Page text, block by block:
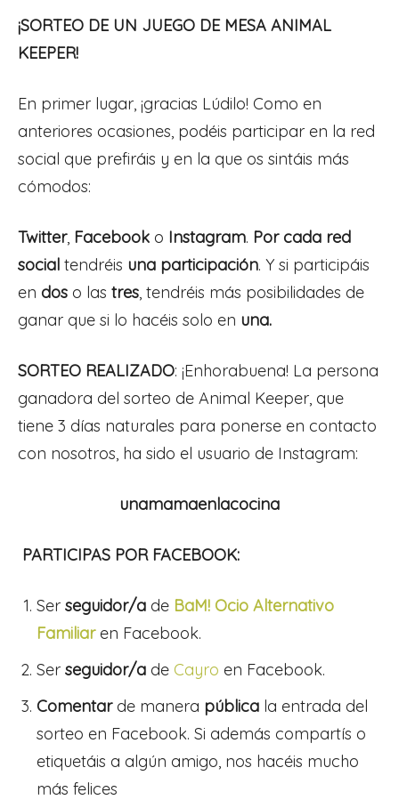
¡SORTEO DE UN JUEGO DE MESA ANIMAL
KEEPER!
En primer lugar, ¡gracias Lúdilo! Como en
anteriores ocasiones, podéis participar en la red
social que prefiráis y en la que os sintáis más
cómodos:
Twitter, Facebook o Instagram. Por cada red
social tendréis una participación. Y si participáis
en dos o las tres, tendréis más posibilidades de
ganar que si lo hacéis solo en una.
SORTEO REALIZADO: ¡Enhorabuena! La persona
ganadora del sorteo de Animal Keeper, que
tiene 3 días naturales para ponerse en contacto
con nosotros, ha sido el usuario de Instagram:
unamamaenlacocina
PARTICIPAS POR FACEBOOK:
Ser seguidor/a de BaM! Ocio Alternativo
Familiaren Facebook.
Ser seguidor/a de Cayro en Facebook.
Comentarde manera pública la entrada del
sorteo en Facebook. Si además compartís o
etiquetáis a algún amigo, nos hacéis mucho
más felices